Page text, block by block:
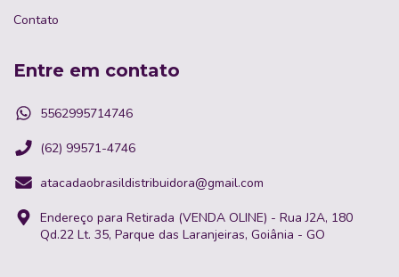
Contato
Entre em contato
5562995714746
(62) 99571-4746
atacadaobrasildistribuidora@gmail.com
Endereço para Retirada (VENDA OLINE) - Rua J2A, 180
Qd.22 Lt. 35, Parque das Laranjeiras, Goiânia - GO